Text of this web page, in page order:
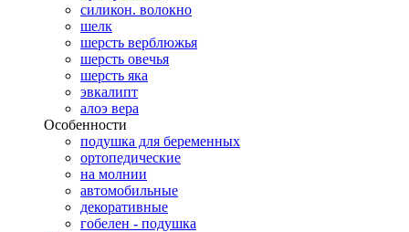
силикон. волокно
шелк
шерсть верблюжья
шерсть овечья
шерсть яка
эвкалипт
алоэ вера
Особенности
подушка для беременных
ортопедические
на молнии
автомобильные
декоративные
гобелен - подушка